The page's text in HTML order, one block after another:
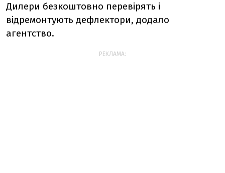
Дилери безкоштовно перевірять і
відремонтують дефлектори, додало
агентство.
РЕКЛАМА: